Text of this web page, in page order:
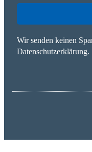
Wir senden keinen
Datenschutzerklärung.